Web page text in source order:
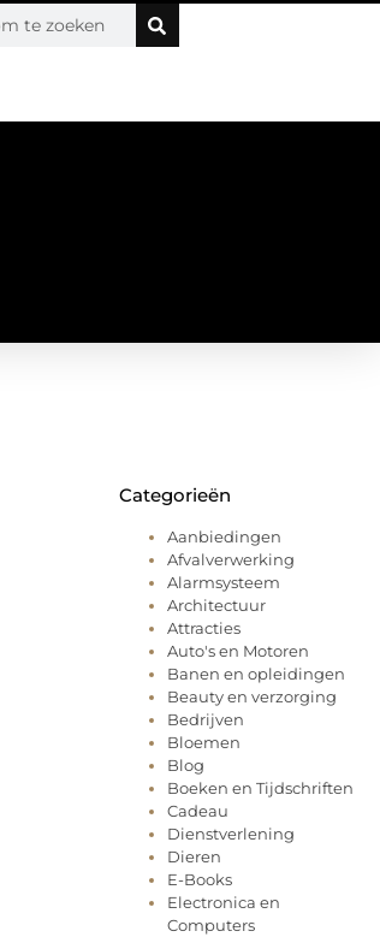
Categorieën
Aanbiedingen
Afvalverwerking
Alarmsysteem
Architectuur
Attracties
Auto's en Motoren
Banen en opleidingen
Beauty en verzorging
Bedrijven
Bloemen
Blog
Boeken en Tijdschriften
Cadeau
Dienstverlening
Dieren
E-Books
Electronica en
Computers